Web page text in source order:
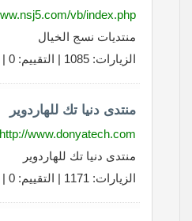
vb/index.php
منتديات نسج الخيال
الزيارات: 1085 | التقييم: 0 | المقيّمين: 0
منتدى دنيا تك للهاردوير
http://www.donyatech.com/
منتدى دنيا تك للهاردوير
الزيارات: 1171 | التقييم: 0 | المقيّمين: 0